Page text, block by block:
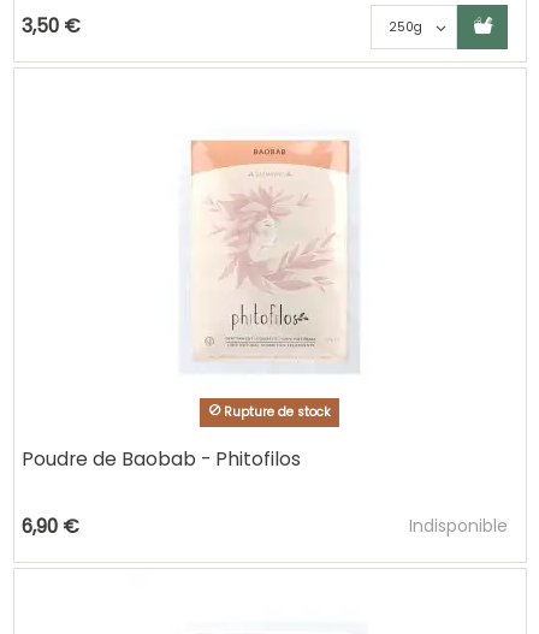
3,50 €
Ajouter au panier
Rupture de stock
Poudre de Baobab - Phitofilos
6,90 € Indisponible
Ajouter au